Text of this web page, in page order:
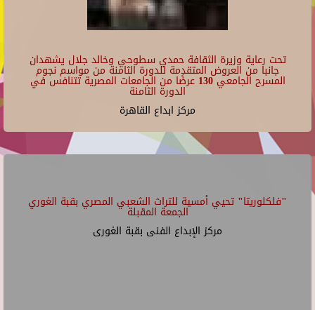
تحت رعاية وزيرة الثقافة حمدي سطوحي وخالد جلال يشهدان
جانبا من العروض المتقدمة للدورة الثامنة من مواسم نجوم
المسرح الجامعي 130 عرضًا من الجامعات المصرية تتنافس في
الدورة الثامنة
مركز ابداع القاهرة
"فلكلوريتا" تحيي أمسية للتراث الشعبي المصري بقبة الغوري
الجمعة المقبلة
مركز الإبداع الفنى بقبة الغورى